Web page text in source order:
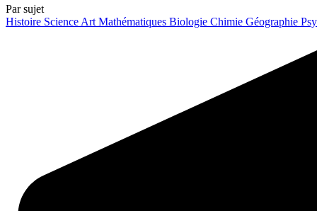
Par sujet
Histoire Science Art Mathématiques Biologie Chimie Géographie